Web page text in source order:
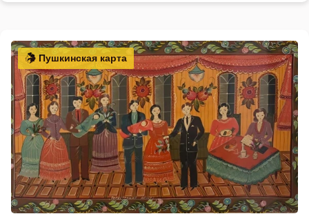
Пушкинская карта